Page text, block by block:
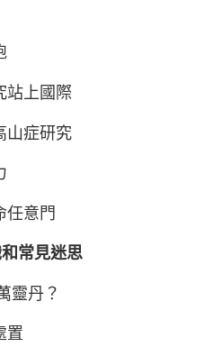
上國際
症研究
意門
常見迷思
靈丹？
置